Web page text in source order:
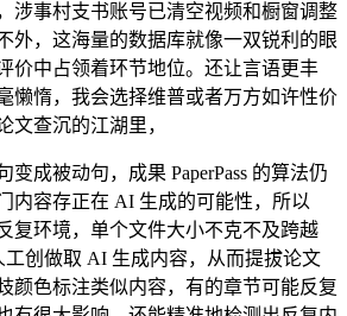
事村支书账号已清空视频和橱窗调整
外，这海量的数据库就像一双锐利的眼
价中占领着环节地位。还让言语更丰
懒惰，我会选择维普或者万方如许性价
文查沉的江湖里，
成被动句，成果 PaperPass 的算法仍
内容存正在 AI 生成的可能性，所以
复环境，单个文件大小不克不及跨越
创做取 AI 生成内容，从而提拔论文
颜色标注类似内容，有的章节可能反复